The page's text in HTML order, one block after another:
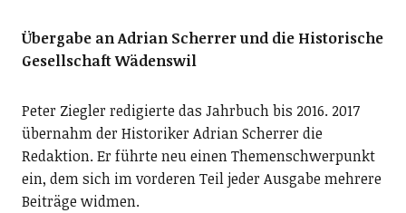
Übergabe an Adrian Scherrer und die Historische
Gesellschaft Wädenswil
Peter Ziegler redigierte das Jahrbuch bis 2016. 2017
übernahm der Historiker Adrian Scherrer die
Redaktion. Er führte neu einen Themenschwerpunkt
ein, dem sich im vorderen Teil jeder Ausgabe mehrere
Beiträge widmen.